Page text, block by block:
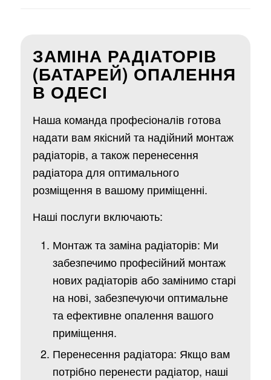
ЗАМІНА РАДІАТОРІВ
(БАТАРЕЙ) ОПАЛЕННЯ
В ОДЕСІ
Наша команда професіоналів готова
надати вам якісний та надійний монтаж
радіаторів, а також перенесення
радіатора для оптимального
розміщення в вашому приміщенні.
Наші послуги включають:
Монтаж та заміна радіаторів: Ми
забезпечимо професійний монтаж
нових радіаторів або замінимо старі
на нові, забезпечуючи оптимальне
та ефективне опалення вашого
приміщення.
Перенесення радіатора: Якщо вам
потрібно перенести радіатор, наші